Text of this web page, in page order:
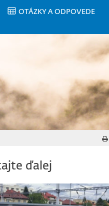
OTÁZKY A ODPOVEDE
ďalej